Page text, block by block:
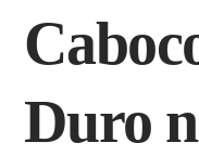
Duro